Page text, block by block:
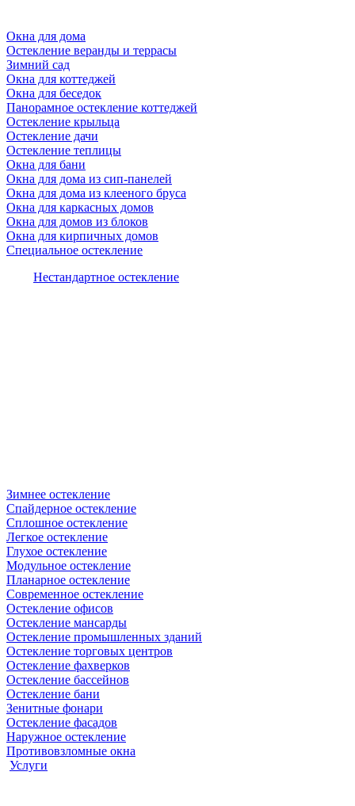
Окна для дома
Остекление веранды и террасы
Зимний сад
Окна для коттеджей
Окна для беседок
Панорамное остекление коттеджей
Остекление крыльца
Остекление дачи
Остекление теплицы
Окна для бани
Окна для дома из сип-панелей
Окна для дома из клееного бруса
Окна для каркасных домов
Окна для домов из блоков
Окна для кирпичных домов
Специальное остекление
Нестандартное остекление
Зимнее остекление
Спайдерное остекление
Сплошное остекление
Легкое остекление
Глухое остекление
Модульное остекление
Планарное остекление
Современное остекление
Остекление офисов
Остекление мансарды
Остекление промышленных зданий
Остекление торговых центров
Остекление фахверков
Остекление бассейнов
Остекление бани
Зенитные фонари
Остекление фасадов
Наружное остекление
Противовзломные окна
Услуги